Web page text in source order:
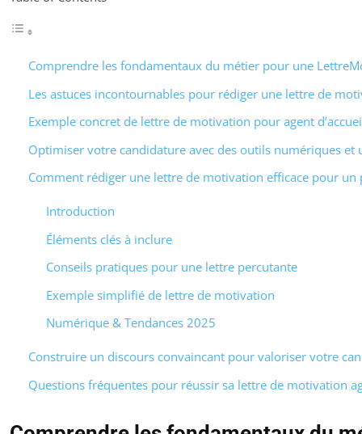
Comprendre les fondamentaux du métier pour une
Les astuces incontournables pour rédiger une lettre de
Exemple concret de lettre de motivation pour agent
Optimiser votre candidature avec des outils numériques
Comment rédiger une lettre de motivation efficace pour un
Introduction
Éléments clés à inclure
Conseils pratiques pour une lettre percutante
Exemple simplifié de lettre de motivation
Numérique & Tendances 2025
Construire un discours convaincant pour valoriser votre
Questions fréquentes pour réussir sa lettre de motivation